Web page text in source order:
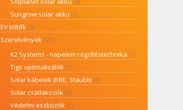
Sungrow solar akku (3)
EV töltők (4)
Szerelvények (25)
K2 Systems - napelem rögzítéstechnika (7)
Tigo optimalizálók (3)
Solar kábelek (KBE, Stäubli) (6)
Solar csatlakozók (4)
Védelmi eszközök (5)